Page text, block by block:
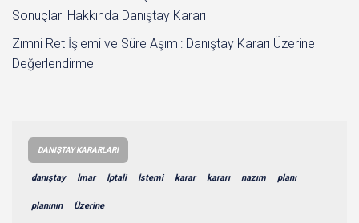
Sonuçları Hakkında Danıştay Kararı
Zımni Ret İşlemi ve Süre Aşımı: Danıştay Kararı Üzerine
Değerlendirme
DANIŞTAY KARARLARI
danıştay İmar İptali İstemi karar kararı nazım planı
planının Üzerine